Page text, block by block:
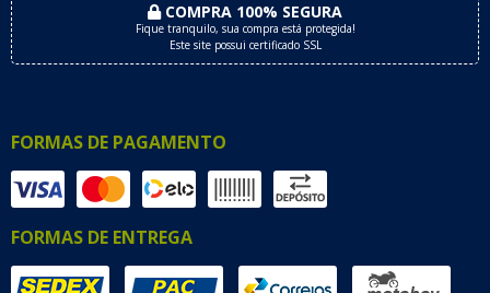
COMPRA 100% SEGURA
Fique tranquilo, sua compra está protegida!
Este site possui certificado SSL
FORMAS DE PAGAMENTO
FORMAS DE ENTREGA